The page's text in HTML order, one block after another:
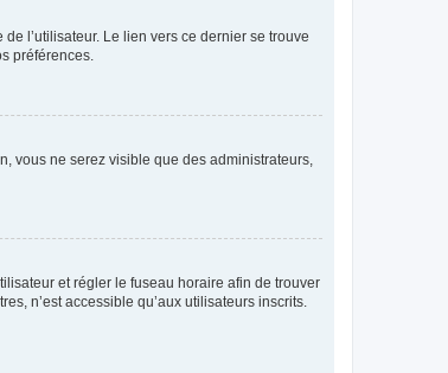
l’utilisateur. Le lien vers ce dernier se trouve
préférences.
vous ne serez visible que des administrateurs,
et régler le fuseau horaire afin de trouver
n’est accessible qu’aux utilisateurs inscrits.